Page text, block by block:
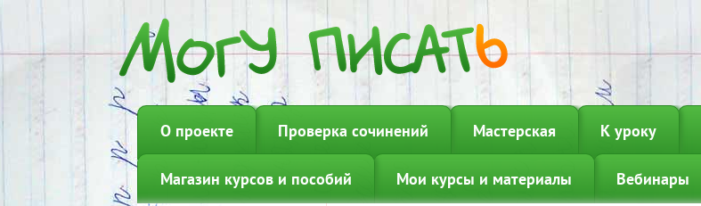
О проекте Проверка сочинений Мастерская К уроку
Магазин курсов и пособий Мои курсы и материалы Вебинары